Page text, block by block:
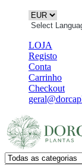
LOJA
Registo
Conta
Carrinho
Checkout